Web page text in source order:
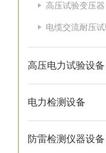
高压试验变压器
电缆交流耐压
高压电力试验设备
电力检测设备
防雷检测仪器设备